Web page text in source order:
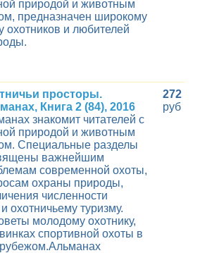
природой и животным
предназначен широкому
охотников и любителей
просторы.
Книга 2 (84), 2016
знакомит читателей с
природой и животным
Специальные разделы
важнейшим
современной охоты,
охраны природы,
численности
охотничьему туризму.
молодому охотнику,
спортивной охоты в
272
руб